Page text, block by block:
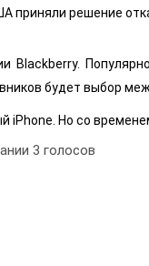
приняли решение
будет выбор
Но со
3 голосов